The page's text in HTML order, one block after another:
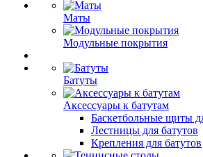
Маты
Модульные покрытия
Батуты
Аксессуары к батутам
Баскетбольные щиты
Лестницы для батутов
Крепления для батутов